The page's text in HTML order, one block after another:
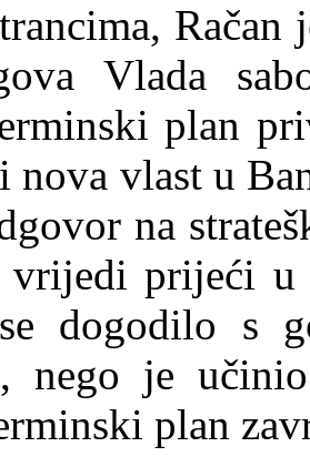
Vlada
plan
nova vlast u
na
prijeći u
dogodilo s
nego je
plan